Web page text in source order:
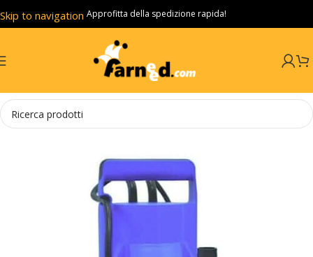
Skip to navigation
Skip to main content
Approfitta della spedizione rapida!